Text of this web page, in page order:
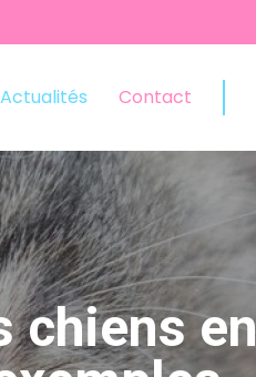
Actualités Contact
chiens en